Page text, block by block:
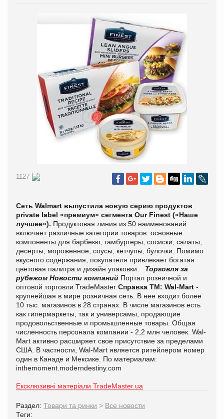
1127
Сеть Walmart выпустила новую серию продуктов
private label «премиум» сегмента Our Finest («Наше
лучшее»). Продуктовая линия из 50 наименований
включает различные категории товаров: основные
компоненты для барбекю, гамбургеры, сосиски, салаты,
десерты, мороженное, соусы, кетчупы, булочки. Помимо
вкусного содержания, покупателя привлекает богатая
цветовая палитра и дизайн упаковки.
Торговля за
рубежом Новости компаний Портал розничной и
оптовой торговли TradeMaster Справка ТМ: Wal-Mart -
крупнейшая в мире розничная сеть. В нее входит более
10 тыс. магазинов в 28 странах. В числе магазинов есть
как гипермаркеты, так и универсамы, продающие
продовольственные и промышленные товары. Общая
численность персонала компании - 2,2 млн человек. Wal-
Mart активно расширяет свое присутствие за пределами
США. В частности, Wal-Mart является ритейлером номер
один в Канаде и Мексике. По материалам:
inthemoment.moderndestiny.com
Ексклюзивні матеріали TradeMaster.ua
Раздел: Товари та ринки > Все новости
Теги: